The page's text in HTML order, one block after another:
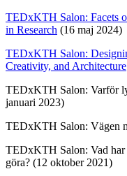
TEDxKTH Salon: Facets
in Research (16 maj 2024)
TEDxKTH Salon:
Creativity, and Architecture
TEDxKTH Salon: Varför
januari 2023)
TEDxKTH Salon: Vägen
TEDxKTH Salon: Vad har
göra? (12 oktober 2021)